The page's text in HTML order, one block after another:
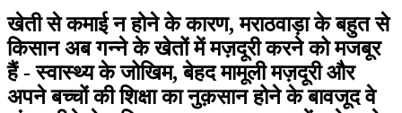
खेती से कमाई न होने के कारण, मराठवाड़ा के बहुत से
किसान अब गन्ने के खेतों में मज़दूरी करने को मजबूर
हैं - स्वास्थ्य के जोखिम, बेहद मामूली मज़दूरी और
अपने बच्चों की शिक्षा का नुक़सान होने के बावजूद वे